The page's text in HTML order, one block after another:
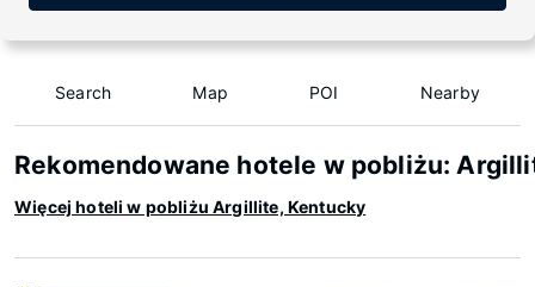
Search Map POI Nearby
Rekomendowane hotele w pobliżu:
Więcej hoteli w pobliżu Argillite, Kentucky